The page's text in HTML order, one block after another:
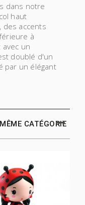
dans notre
haut
des accents
à
un
doublé d'un
par un élégant
CATÉGORIE